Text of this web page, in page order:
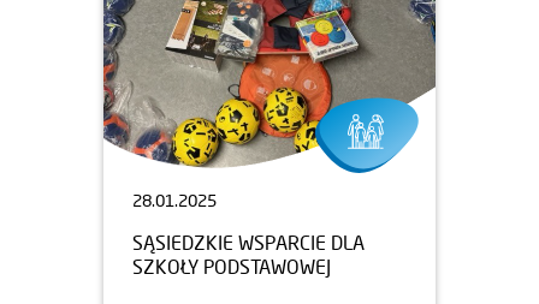
28.01.2025
SĄSIEDZKIE WSPARCIE DLA
SZKOŁY PODSTAWOWEJ